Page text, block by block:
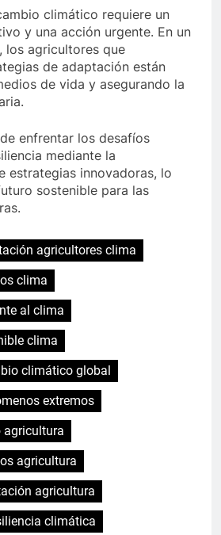
climático requiere un
y una acción urgente. En un
los agricultores que
de adaptación están
de vida y asegurando la
enfrentar los desafíos
mediante la
estrategias innovadoras, lo
sostenible para las
agricultores clima
clima
al clima
clima
climático global
extremos
agricultura
agricultura
agricultura
climática